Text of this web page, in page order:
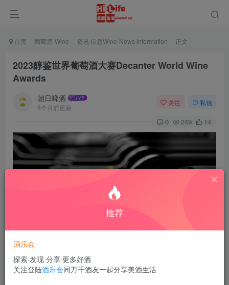
首页 葡萄酒-Wine 资讯·信息Wine-News Information 正文
2023醇鉴世界葡萄酒大赛Decanter World Wine
Awards
朝日啤酒
6个月前更新
关注 私信
0 249 14
推荐
酒乐会
探索·发现·分享·更多好酒
关注登陆酒乐会同万千酒友一起分享美酒生活